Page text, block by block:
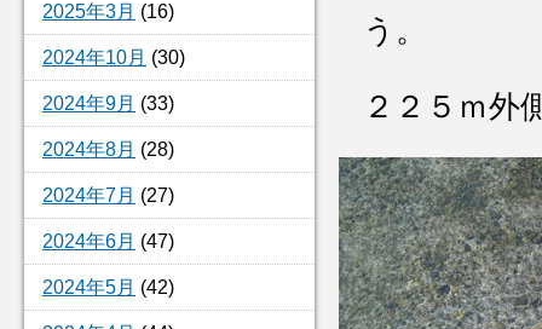
2025年3月 (16)
2024年10月 (30)
2024年9月 (33)
2024年8月 (28)
2024年7月 (27)
2024年6月 (47)
2024年5月 (42)
う。
２２５ｍ